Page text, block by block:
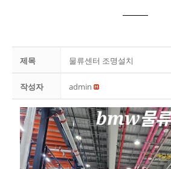
제목 물류센터 조명설치
작성자 admin